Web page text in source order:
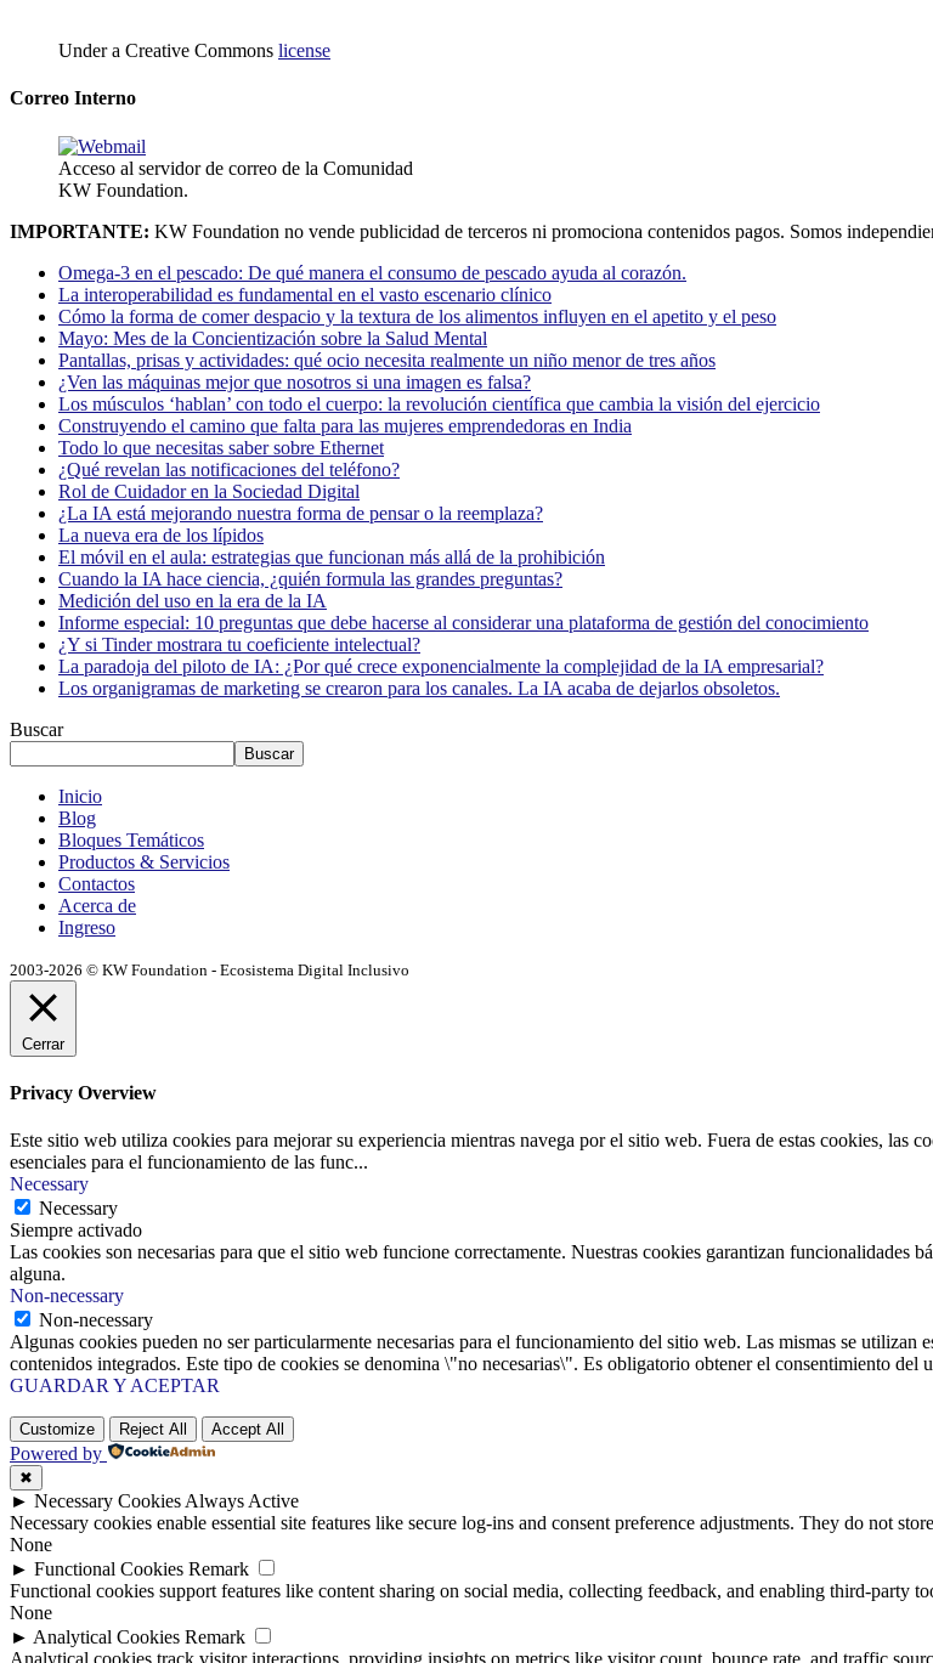
Under a Creative Commons license
Correo Interno
Acceso al servidor de correo de la Comunidad
KW Foundation.
IMPORTANTE: KW Foundation no vende publicidad de terceros ni promociona contenidos pagos. Somos
Omega-3 en el pescado: De qué manera el consumo de pescado ayuda al corazón.
La interoperabilidad es fundamental en el vasto escenario clínico
Cómo la forma de comer despacio y la textura de los alimentos influyen en el apetito y el peso
Mayo: Mes de la Concientización sobre la Salud Mental
Pantallas, prisas y actividades: qué ocio necesita realmente un niño menor de tres años
¿Ven las máquinas mejor que nosotros si una imagen es falsa?
Los músculos ‘hablan’ con todo el cuerpo: la revolución científica que cambia la visión del ejercicio
Construyendo el camino que falta para las mujeres emprendedoras en India
Todo lo que necesitas saber sobre Ethernet
¿Qué revelan las notificaciones del teléfono?
Rol de Cuidador en la Sociedad Digital
¿La IA está mejorando nuestra forma de pensar o la reemplaza?
La nueva era de los lípidos
El móvil en el aula: estrategias que funcionan más allá de la prohibición
Cuando la IA hace ciencia, ¿quién formula las grandes preguntas?
Medición del uso en la era de la IA
Informe especial: 10 preguntas que debe hacerse al considerar una plataforma de gestión del conocimiento
¿Y si Tinder mostrara tu coeficiente intelectual?
La paradoja del piloto de IA: ¿Por qué crece exponencialmente la complejidad de la IA empresarial?
Los organigramas de marketing se crearon para los canales. La IA acaba de dejarlos obsoletos.
Buscar
Buscar
Inicio
Blog
Bloques Temáticos
Productos & Servicios
Contactos
Acerca de
Ingreso
2003-2026 © KW Foundation - Ecosistema Digital Inclusivo
Cerrar
Privacy Overview
Este sitio web utiliza cookies para mejorar su experiencia mientras navega por el sitio web. Fuera de estas cookies, las
esenciales para el funcionamiento de las func...
Necessary
Necessary
Siempre activado
Las cookies son necesarias para que el sitio web funcione correctamente. Nuestras cookies garantizan funcionalidades
alguna.
Non-necessary
Non-necessary
Algunas cookies pueden no ser particularmente necesarias para el funcionamiento del sitio web. Las mismas se
contenidos integrados. Este tipo de cookies se denomina \"no necesarias\". Es obligatorio obtener el consentimiento del
GUARDAR Y ACEPTAR
Customize Reject All Accept All
Powered by
✖
► Necessary Cookies Always Active
Necessary cookies enable essential site features like secure log-ins and consent preference adjustments. They do not
None
► Functional Cookies Remark
Functional cookies support features like content sharing on social media, collecting feedback, and enabling third-party
None
► Analytical Cookies Remark